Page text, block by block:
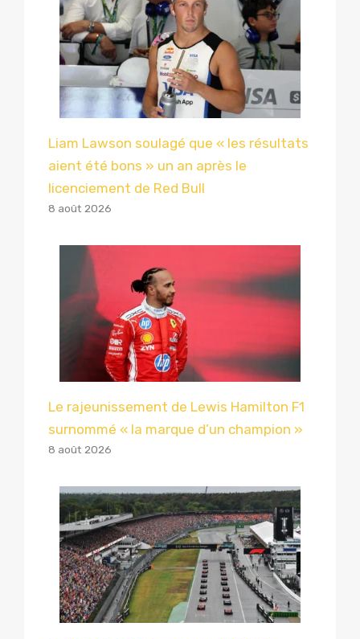
Liam Lawson soulagé que « les résultats
aient été bons » un an après le
licenciement de Red Bull
8 août 2026
Le rajeunissement de Lewis Hamilton F1
surnommé « la marque d’un champion »
8 août 2026